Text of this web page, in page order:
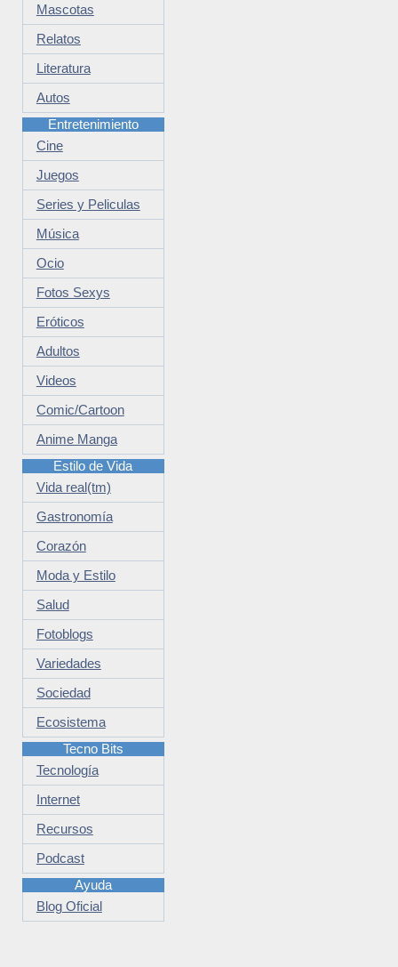
Mascotas
Relatos
Literatura
Autos
Entretenimiento
Cine
Juegos
Series y Peliculas
Música
Ocio
Fotos Sexys
Eróticos
Adultos
Videos
Comic/Cartoon
Anime Manga
Estilo de Vida
Vida real(tm)
Gastronomía
Corazón
Moda y Estilo
Salud
Fotoblogs
Variedades
Sociedad
Ecosistema
Tecno Bits
Tecnología
Internet
Recursos
Podcast
Ayuda
Blog Oficial